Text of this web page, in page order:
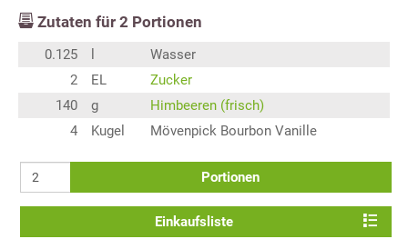
Zutaten für 2 Portionen
0.125
Wasser
2
EL
Zucker
140
g
Himbeeren (frisch)
4
Kugel Mövenpick Bourbon Vanille
Portionen
Einkaufsliste